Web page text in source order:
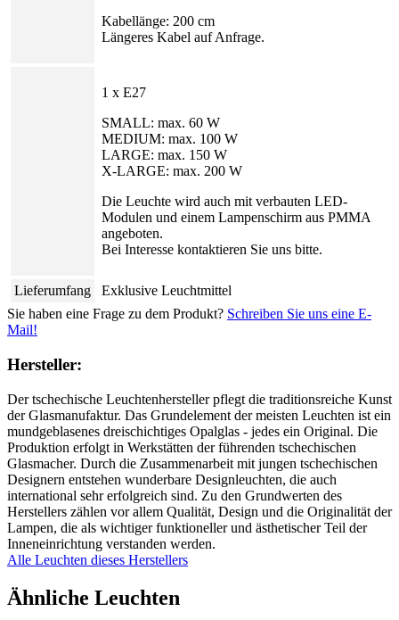
Kabellänge: 200 cm
Längeres Kabel auf Anfrage.
1 x E27
SMALL: max. 60 W
MEDIUM: max. 100 W
LARGE: max. 150 W
X-LARGE: max. 200 W
Die Leuchte wird auch mit verbauten LED-
Modulen und einem Lampenschirm aus PMMA
angeboten.
Bei Interesse kontaktieren Sie uns bitte.
Lieferumfang
Exklusive Leuchtmittel
Sie haben eine Frage zu dem Produkt? Schreiben Sie uns eine E-
Mail!
Hersteller:
Der tschechische Leuchtenhersteller pflegt die traditionsreiche Kunst
der Glasmanufaktur. Das Grundelement der meisten Leuchten ist ein
mundgeblasenes dreischichtiges Opalglas - jedes ein Original. Die
Produktion erfolgt in Werkstätten der führenden tschechischen
Glasmacher. Durch die Zusammenarbeit mit jungen tschechischen
Designern entstehen wunderbare Designleuchten, die auch
international sehr erfolgreich sind. Zu den Grundwerten des
Herstellers zählen vor allem Qualität, Design und die Originalität der
Lampen, die als wichtiger funktioneller und ästhetischer Teil der
Inneneinrichtung verstanden werden.
Alle Leuchten dieses Herstellers
Ähnliche Leuchten